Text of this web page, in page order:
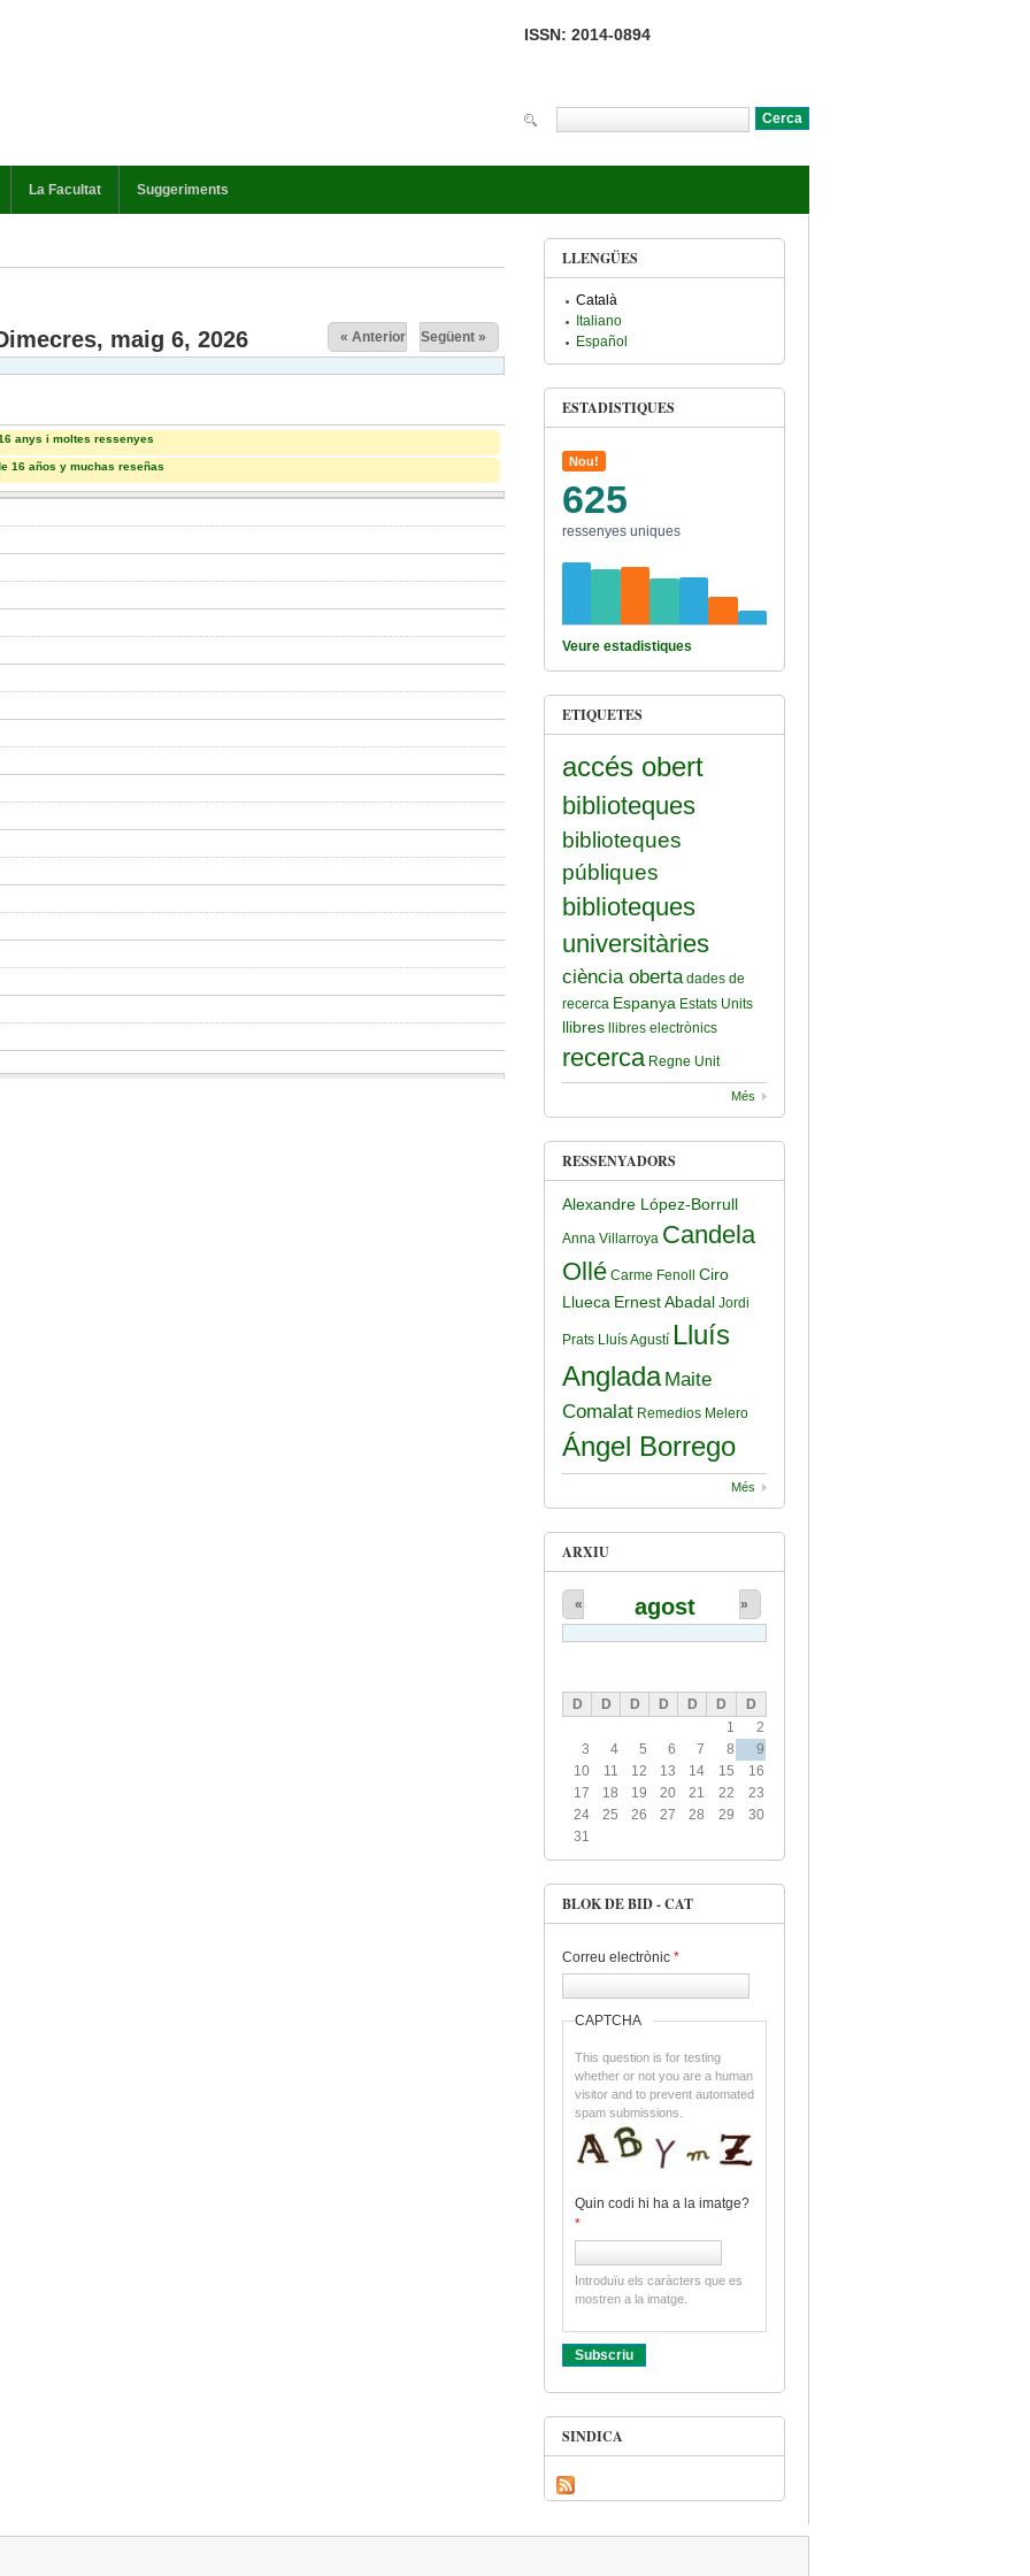
ISSN: 2014-0894
La Facultat Suggeriments
maig 6, 2026 « Anterior Següent »
anys i moltes ressenyes
16 años y muchas reseñas
LLENGÜES
Català
Italiano
Español
ESTADISTIQUES
Nou!
625
ressenyes uniques
Veure estadistiques
ETIQUETES
accés obert
biblioteques
biblioteques
públiques
biblioteques
universitàries
ciència oberta dades de
recerca Espanya Estats Units
llibres llibres electrònics
recerca Regne Unit
Més
RESSENYADORS
Alexandre López-Borrull
Anna Villarroya Candela
Ollé Carme Fenoll
Ciro
Llueca Ernest Abadal Jordi
Prats Lluís Agustí Lluís
Anglada Maite
Comalat Remedios Melero
Ángel Borrego
Més
ARXIU
agost
« »
D D D D D D
D
1
2
3
4 5 6 7 8
9
10
11 12 13 14 15
16
17
18 19 20 21 22
23
24
25 26 27 28 29
30
31
BLOK DE BID - CAT
Correu electrònic *
CAPTCHA
This question is for testing
whether or not you are a human
visitor and to prevent automated
spam submissions.
Quin codi hi ha a la imatge?
*
Introduïu els caràcters que es
mostren a la imatge.
SINDICA